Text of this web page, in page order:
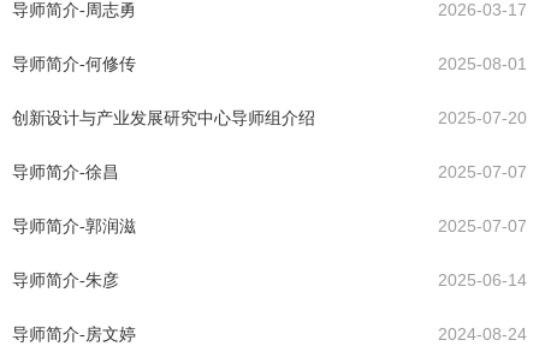
导师简介-周志勇 2026-03-17
导师简介-何修传 2025-08-01
创新设计与产业发展研究中心导师组介绍 2025-07-20
导师简介-徐昌 2025-07-07
导师简介-郭润滋 2025-07-07
导师简介-朱彦 2025-06-14
导师简介-房文婷 2024-08-24